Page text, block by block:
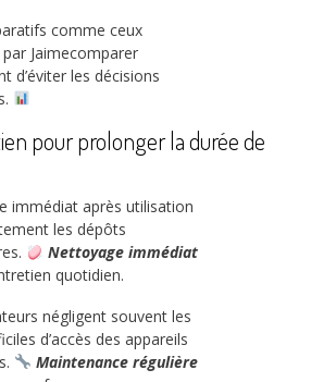
comme ceux
Jaimecomparer
d’éviter les décisions
pour prolonger la durée de
immédiat après utilisation
les dépôts
Nettoyage immédiat
quotidien.
négligent souvent les
d’accès des appareils
Maintenance régulière